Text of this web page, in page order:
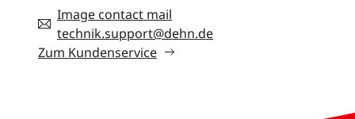
Image contact mail
technik.support@dehn.de
Zum Kundenservice